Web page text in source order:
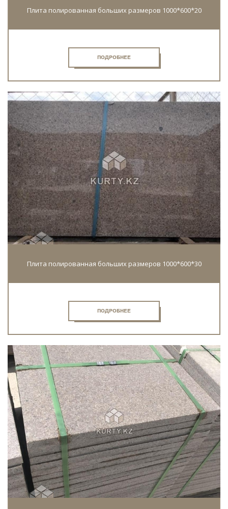
Плита полированная больших размеров 1000*600*20
ПОДРОБНЕЕ
Плита полированная больших размеров 1000*600*30
ПОДРОБНЕЕ